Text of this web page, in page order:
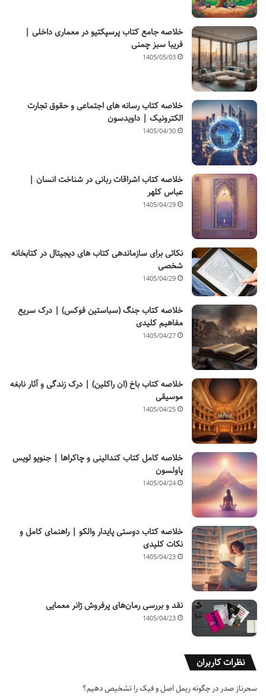
خلاصه جامع کتاب پرسپکتیو در معماری داخلی |
فریبا سبز چمنی
1405/05/03
خلاصه کتاب رسانه های اجتماعی و حقوق تجارت
الکترونیک | داویدسون
1405/04/30
خلاصه کتاب اشراقات ربانی در شناخت انسان |
عباس کلهر
1405/04/29
نکاتی برای سازماندهی کتاب های دیجیتال در کتابخانه
شخصی
1405/04/29
خلاصه کتاب جنگ (سباستین فوکس) | درک سریع
مفاهیم کلیدی
1405/04/27
خلاصه کتاب باخ (ان راکلین) | درک زندگی و آثار نابغه
موسیقی
1405/04/25
خلاصه کامل کتاب کندالینی و چاکراها | جنویو لویس
پاولسون
1405/04/24
خلاصه کتاب دوستی پایدار والکو | راهنمای کامل و
نکات کلیدی
1405/04/23
نقد و بررسی رمان‌های پرفروش ژانر معمایی
1405/04/23
نظرات کاربران
سحرناز صدر در چگونه ریمل اصل و فیک را تشخیص دهیم؟